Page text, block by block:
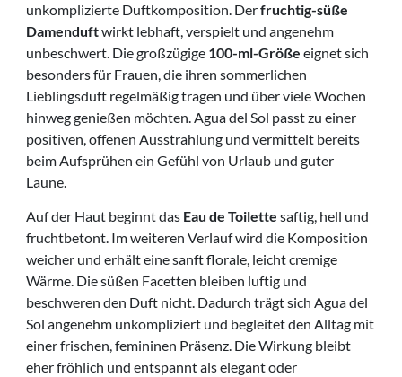
unkomplizierte Duftkomposition. Derfruchtig-süße
Damenduftwirkt lebhaft, verspielt und angenehm
unbeschwert. Die großzügige 100-ml-Größe eignet sich
besonders für Frauen, die ihren sommerlichen
Lieblingsduft regelmäßig tragen und über viele Wochen
hinweg genießen möchten. Agua del Sol passt zu einer
positiven, offenen Ausstrahlung und vermittelt bereits
beim Aufsprühen ein Gefühl von Urlaub und guter
Laune.
Auf der Haut beginnt das Eau de Toilette saftig, hell und
fruchtbetont. Im weiteren Verlauf wird die Komposition
weicher und erhält eine sanft florale, leicht cremige
Wärme. Die süßen Facetten bleiben luftig und
beschweren den Duft nicht. Dadurch trägt sich Agua del
Sol angenehm unkompliziert und begleitet den Alltag mit
einer frischen, femininen Präsenz. Die Wirkung bleibt
eher fröhlich und entspannt als elegant oder